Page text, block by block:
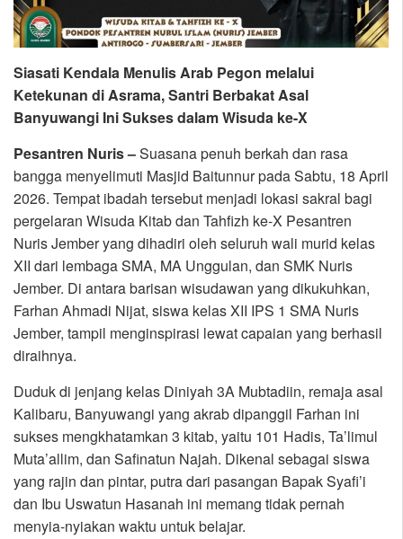
Siasati Kendala Menulis Arab Pegon melalui
Ketekunan di Asrama, Santri Berbakat Asal
Banyuwangi Ini Sukses dalam Wisuda ke-X
Pesantren Nuris –Suasana penuh berkah dan rasa
bangga menyelimuti Masjid Baitunnur pada Sabtu, 18 April
2026. Tempat ibadah tersebut menjadi lokasi sakral bagi
pergelaran Wisuda Kitab dan Tahfizh ke-X Pesantren
Nuris Jember yang dihadiri oleh seluruh wali murid kelas
XII dari lembaga SMA, MA Unggulan, dan SMK Nuris
Jember. Di antara barisan wisudawan yang dikukuhkan,
Farhan Ahmadi Nijat, siswa kelas XII IPS 1 SMA Nuris
Jember, tampil menginspirasi lewat capaian yang berhasil
diraihnya.
Duduk di jenjang kelas Diniyah 3A Mubtadiin, remaja asal
Kalibaru, Banyuwangi yang akrab dipanggil Farhan ini
sukses mengkhatamkan 3 kitab, yaitu 101 Hadis, Ta’limul
Muta’allim, dan Safinatun Najah. Dikenal sebagai siswa
yang rajin dan pintar, putra dari pasangan Bapak Syafi’i
dan Ibu Uswatun Hasanah ini memang tidak pernah
menyia-nyiakan waktu untuk belajar.